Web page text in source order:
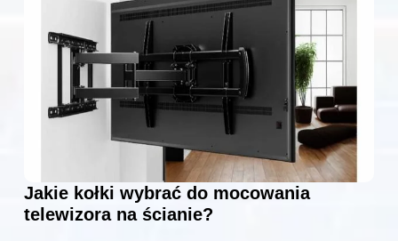
Jakie kołki wybrać do mocowania
telewizora na ścianie?